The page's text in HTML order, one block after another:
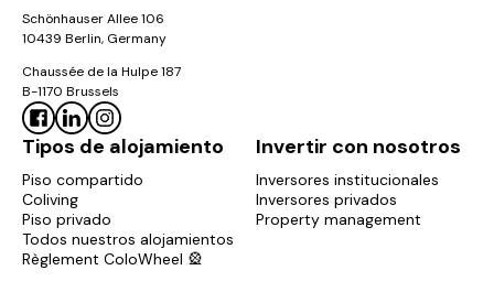
Schönhauser Allee 106
10439 Berlin, Germany
Chaussée de la Hulpe 187
B-1170 Brussels
Tipos de alojamiento
Piso compartido
Coliving
Piso privado
Todos nuestros alojamientos
Règlement ColoWheel 🎡
Invertir con nosotros
Inversores institucionales
Inversores privados
Property management